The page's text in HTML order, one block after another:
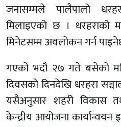
जनासम्मले पालैपालो
मिलाइएको छ । धरहराको
मिनेटसम्म अवलोकन गर्न
गएको भदौ २७ गते बसेको
दिवसको दिनदेखि धरहरा
यसैअनुसार शहरी विकास
केन्द्रीय आयोजना